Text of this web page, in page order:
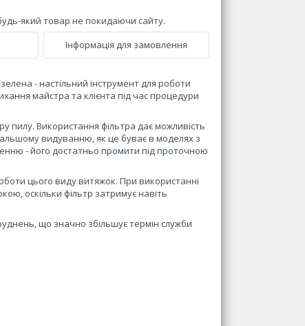
який товар не покидаючи сайту.
Інформація для замовлення
- настільний інструмент для роботи
майстра та клієнта під час процедури
пилу. Використання фільтра дає можливість
видуванню, як це буває в моделях з
- його достатньо промити під проточною
цього виду витяжок. При використанні
оскільки фільтр затримує навіть
що значно збільшує термін служби